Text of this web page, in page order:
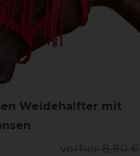
Weidehalfter mit
vorher 8,90 €